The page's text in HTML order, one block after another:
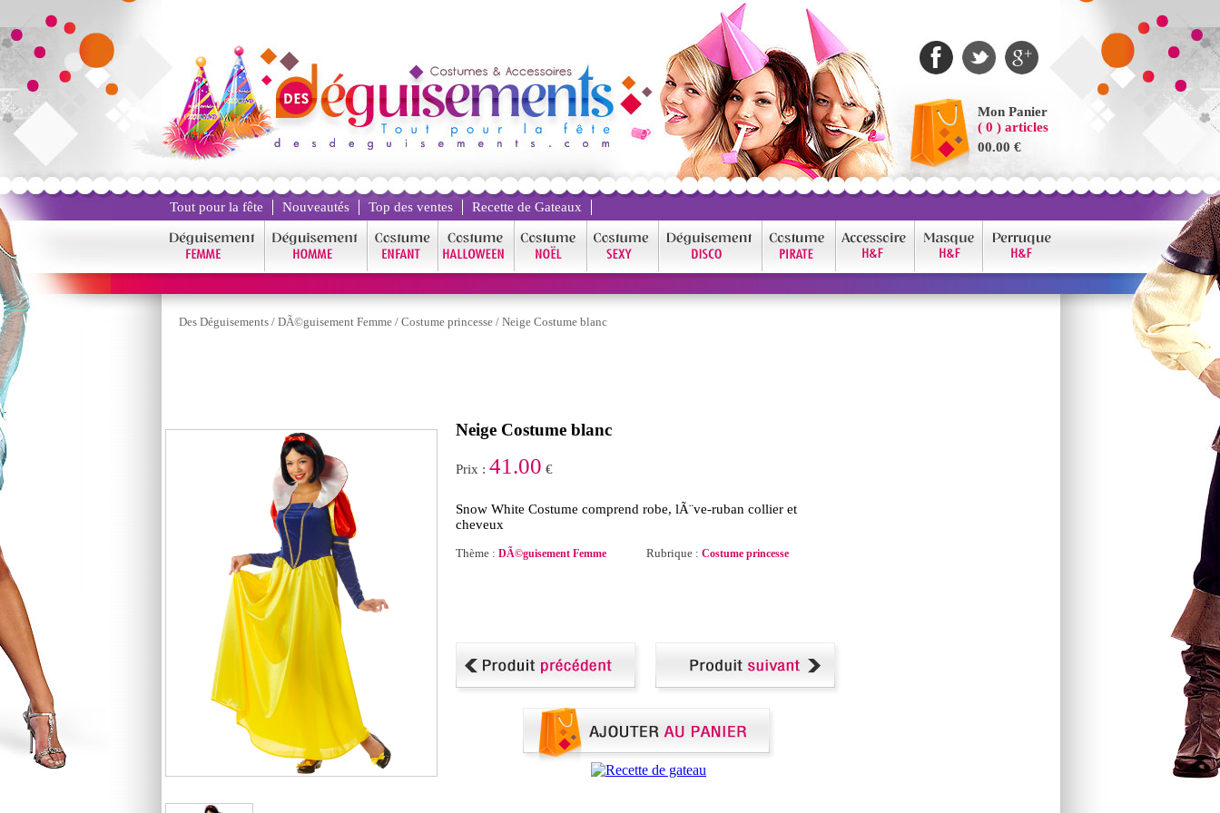
Mon Panier
( 0 ) articles
00.00 €
Tout pour la fête Nouveautés Top des ventes Recette de Gateaux
Des Déguisements / DÃ©guisement Femme / Costume princesse / Neige Costume blanc
Neige Costume blanc
Prix : 41.00 €
Snow White Costume comprend robe, lÃ¨ve-ruban collier et
cheveux
Thème : DÃ©guisement Femme Rubrique : Costume princesse